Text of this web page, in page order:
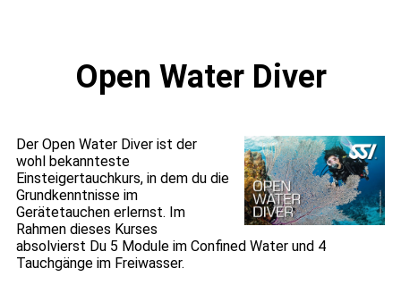
Open Water Diver
Der Open Water Diver ist der
wohl bekannteste
Einsteigertauchkurs, in dem du die
Grundkenntnisse im
Gerätetauchen erlernst. Im
Rahmen dieses Kurses
absolvierst Du 5 Module im Confined Water und 4
Tauchgänge im Freiwasser.